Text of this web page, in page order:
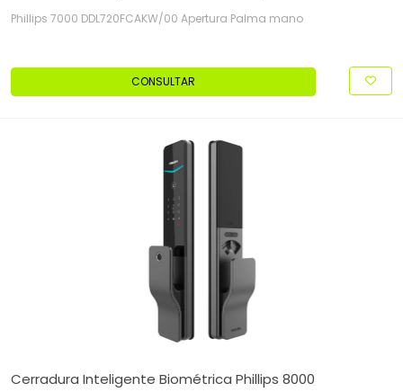
Phillips 7000 DDL720FCAKW/00 Apertura Palma mano
CONSULTAR
Cerradura Inteligente Biométrica Phillips 8000